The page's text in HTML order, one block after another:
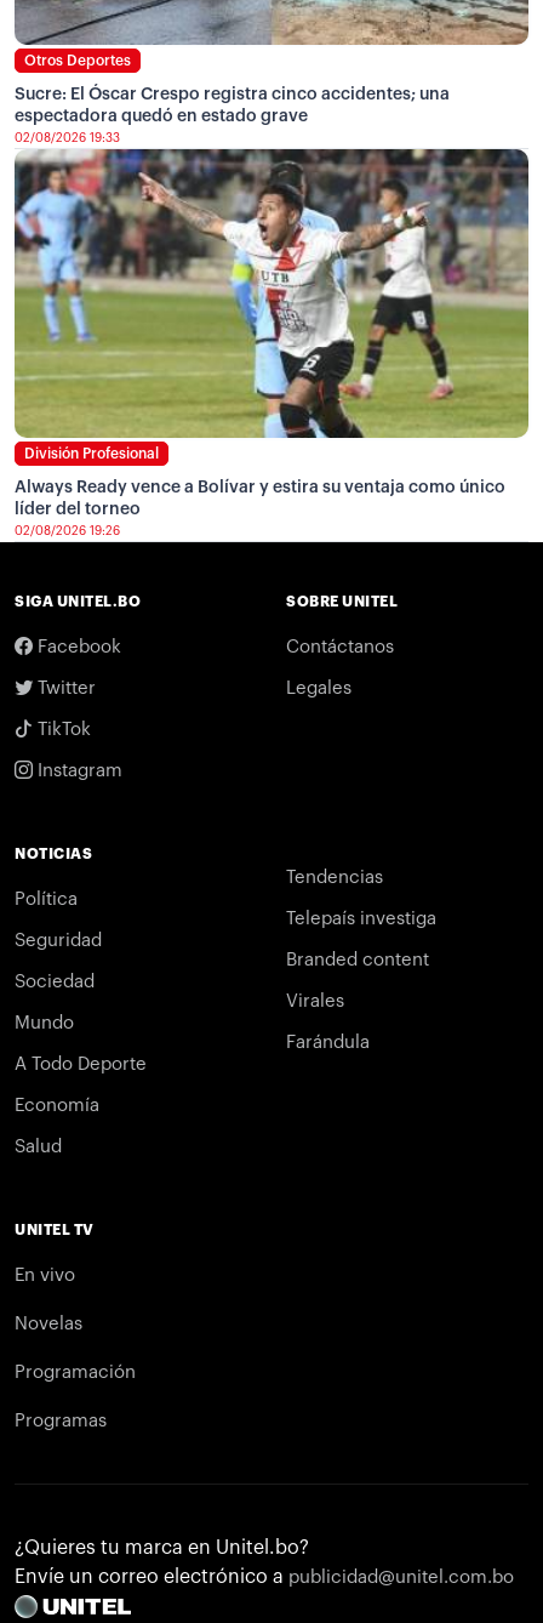
Otros Deportes
Sucre: El Óscar Crespo registra cinco accidentes; una
espectadora quedó en estado grave
02/08/2026 19:33
División Profesional
Always Ready vence a Bolívar y estira su ventaja como único
líder del torneo
02/08/2026 19:26
SIGA UNITEL.BO
Facebook
Twitter
TikTok
Instagram
SOBRE UNITEL
Contáctanos
Legales
NOTICIAS
Política
Seguridad
Sociedad
Mundo
A Todo Deporte
Economía
Salud
Tendencias
Telepaís investiga
Branded content
Virales
Farándula
UNITEL TV
En vivo
Novelas
Programación
Programas
¿Quieres tu marca en Unitel.bo?
Envíe un correo electrónico a publicidad@unitel.com.bo